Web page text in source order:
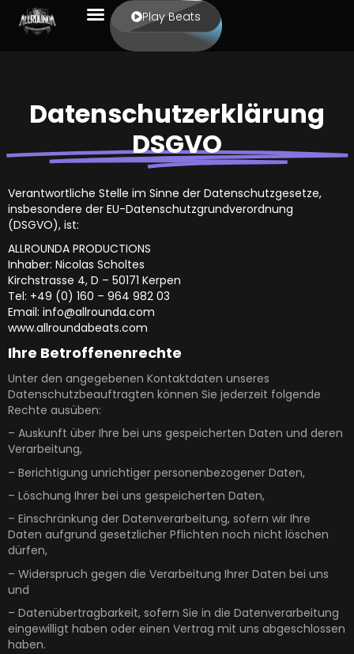
Play Beats
Datenschutzerklärung
DSGVO
Verantwortliche Stelle im Sinne der Datenschutzgesetze,
insbesondere der EU-Datenschutzgrundverordnung
(DSGVO), ist:
ALLROUNDA PRODUCTIONS
Inhaber: Nicolas Scholtes
Kirchstrasse 4, D – 50171 Kerpen
Tel: +49 (0) 160 – 964 982 03
Email: info@allrounda.com
www.allroundabeats.com
Ihre Betroffenenrechte
Unter den angegebenen Kontaktdaten unseres
Datenschutzbeauftragten können Sie jederzeit folgende
Rechte ausüben:
– Auskunft über Ihre bei uns gespeicherten Daten und deren
Verarbeitung,
– Berichtigung unrichtiger personenbezogener Daten,
– Löschung Ihrer bei uns gespeicherten Daten,
– Einschränkung der Datenverarbeitung, sofern wir Ihre
Daten aufgrund gesetzlicher Pflichten noch nicht löschen
dürfen,
– Widerspruch gegen die Verarbeitung Ihrer Daten bei uns
und
– Datenübertragbarkeit, sofern Sie in die Datenverarbeitung
eingewilligt haben oder einen Vertrag mit uns abgeschlossen
haben.